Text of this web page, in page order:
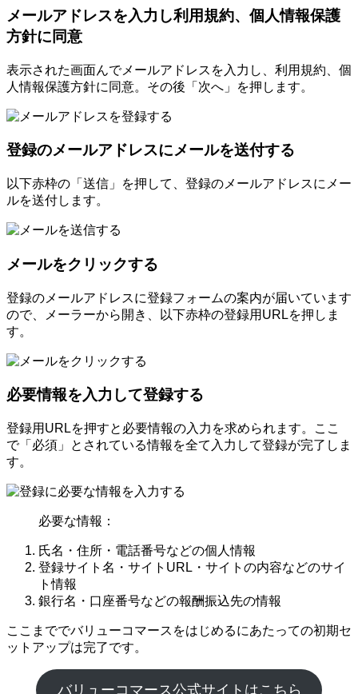
メールアドレスを入力し利用規約、個人情報保護
方針に同意
表示された画面んでメールアドレスを入力し、利用規約、個
人情報保護方針に同意。その後「次へ」を押します。
登録のメールアドレスにメールを送付する
以下赤枠の「送信」を押して、登録のメールアドレスにメー
ルを送付します。
メールをクリックする
登録のメールアドレスに登録フォームの案内が届いています
ので、メーラーから開き、以下赤枠の登録用URLを押しま
す。
必要情報を入力して登録する
登録用URLを押すと必要情報の入力を求められます。ここ
で「必須」とされている情報を全て入力して登録が完了しま
す。
必要な情報：
氏名・住所・電話番号などの個人情報
登録サイト名・サイトURL・サイトの内容などのサイ
ト情報
銀行名・口座番号などの報酬振込先の情報
ここまででバリューコマースをはじめるにあたっての初期セ
ットアップは完了です。
バリューコマース公式サイトはこちら